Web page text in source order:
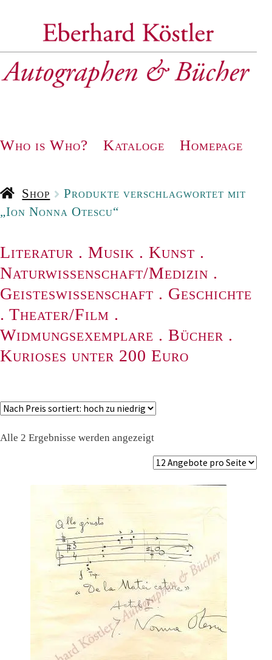
Navigation
Who is Who? Kataloge Homepage
Shop
Produkte verschlagwortet mit
„Ion Nonna Otescu“
Literatur . Musik . Kunst .
Naturwissenschaft/Medizin .
Geisteswissenschaft . Geschichte
. Theater/Film .
Widmungsexemplare . Bücher .
Kurioses unter 200 Euro
Alle 2 Ergebnisse werden angezeigtNach
sortiert: